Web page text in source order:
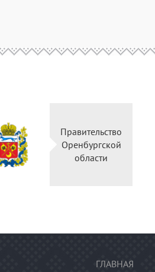
Правительство
Оренбургской
области
ГЛАВНАЯ